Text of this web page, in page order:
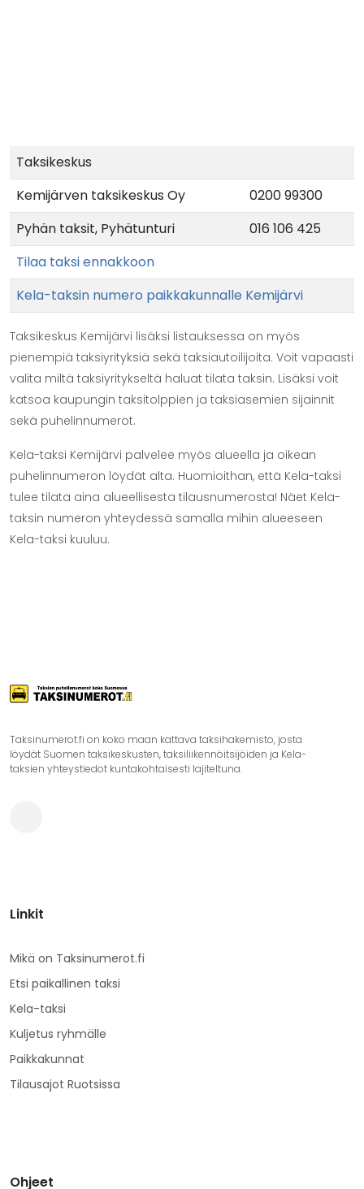
Taksikeskus
Kemijärven taksikeskus Oy
0200 99300
Pyhän taksit, Pyhätunturi
016 106 425
Tilaa taksi ennakkoon
Kela-taksin numero paikkakunnalle Kemijärvi
Taksikeskus Kemijärvi lisäksi listauksessa on myös
pienempiä taksiyrityksiä sekä taksiautoilijoita. Voit vapaasti
valita miltä taksiyritykseltä haluat tilata taksin. Lisäksi voit
katsoa kaupungin taksitolppien ja taksiasemien sijainnit
sekä puhelinnumerot.
Kela-taksi Kemijärvi palvelee myös alueella ja oikean
puhelinnumeron löydät alta. Huomioithan, että Kela-taksi
tulee tilata aina alueellisesta tilausnumerosta! Näet Kela-
taksin numeron yhteydessä samalla mihin alueeseen
Kela-taksi kuuluu.
Taksinumerot.fi on koko maan kattava taksihakemisto, josta
löydät Suomen taksikeskusten, taksiliikennöitsijöiden ja Kela-
taksien yhteystiedot kuntakohtaisesti lajiteltuna.
Linkit
Mikä on Taksinumerot.fi
Etsi paikallinen taksi
Kela-taksi
Kuljetus ryhmälle
Paikkakunnat
Tilausajot Ruotsissa
Ohjeet